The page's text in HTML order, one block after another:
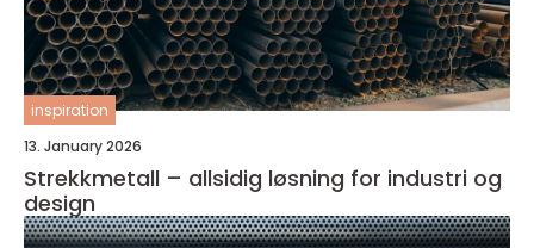
inspiration
13. January 2026
Strekkmetall – allsidig løsning for industri og
design